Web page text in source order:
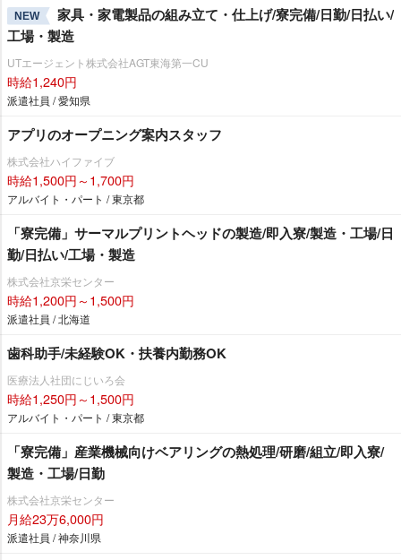
NEW
家具・家電製品の組み立て・仕上げ/寮完備/日勤/日払い/
工場・製造
UTエージェント株式会社AGT東海第一CU
時給1,240円
派遣社員 / 愛知県
アプリのオープニング案内スタッフ
株式会社ハイファイブ
時給1,500円～1,700円
アルバイト・パート / 東京都
「寮完備」サーマルプリントヘッドの製造/即入寮/製造・工場/日
勤/日払い/工場・製造
株式会社京栄センター
時給1,200円～1,500円
派遣社員 / 北海道
歯科助手/未経験OK・扶養内勤務OK
医療法人社団にじいろ会
時給1,250円～1,500円
アルバイト・パート / 東京都
「寮完備」産業機械向けベアリングの熱処理/研磨/組立/即入寮/
製造・工場/日勤
株式会社京栄センター
月給23万6,000円
派遣社員 / 神奈川県